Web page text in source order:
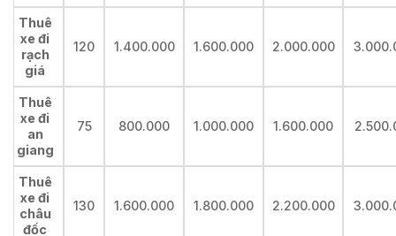
Thuê
xe đi
rạch
giá
120 1.400.000 1.600.000 2.000.000
Thuê
xe đi
an
giang
75 800.000 1.000.000 1.600.000
Thuê
xe đi
châu
đốc
130 1.600.000 1.800.000 2.200.000